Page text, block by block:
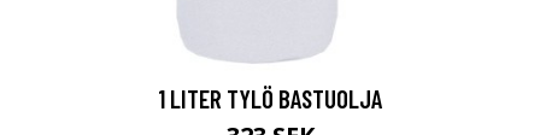
1 LITER TYLÖ BASTUOLJA